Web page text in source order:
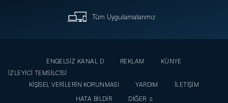
Tüm Uygulamalarımız
ENGELSİZ KANAL D REKLAM
KÜNYE
İZLEYİCİ TEMSİLCİSİ
KİŞİSEL VERİLERİN KORUNMASI
YARDIM
İLETİŞİM
HATA BİLDİR
DİĞER